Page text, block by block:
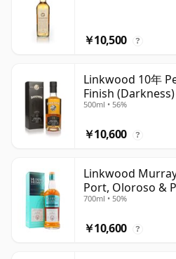
￥10,500 ?
Linkwood 10年
Finish (Darkness)
500ml • 56%
￥10,600 ?
Linkwood
Port, Oloroso &
700ml • 50%
￥10,600 ?